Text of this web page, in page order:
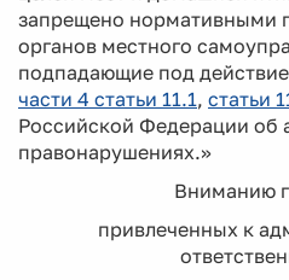
запрещено нормативными
органов местного
подпадающие под действие
части 4 статьи 11.1, статьи
Российской Федерации об
правонарушениях.»
Вниманию
привлеченных к